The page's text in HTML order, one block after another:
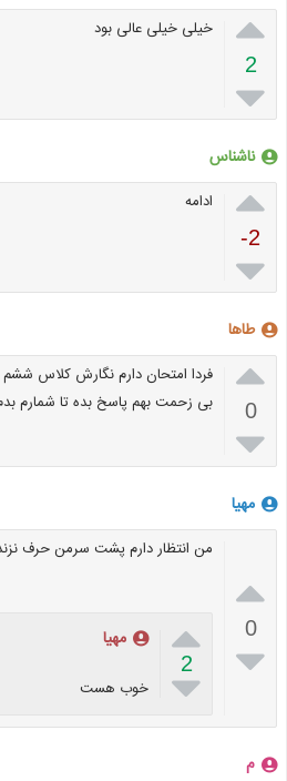

2

خیلی خیلی عالی بود
ناشناس

-2

ادامه
طاها

0

فردا امتحان دارم نگارش کلاس
بی زحمت بهم پاسخ بده تا شمارم
مهیا

0

من انتظار دارم پشت سرمن حرف

2

مهیا
خوب هست
م